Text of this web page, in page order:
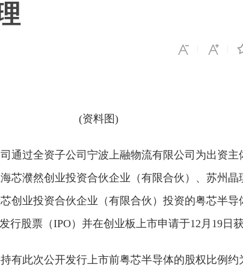
(资料图)
通过全资子公司宁波上融物流有限公司为出资
濮然创业投资合伙企业（有限合伙）、苏州晶
创业投资合伙企业（有限合伙）投资的粤芯半导
行股票（IPO）并在创业板上市申请于12月19日
有此次公开发行上市前粤芯半导体的股权比例约